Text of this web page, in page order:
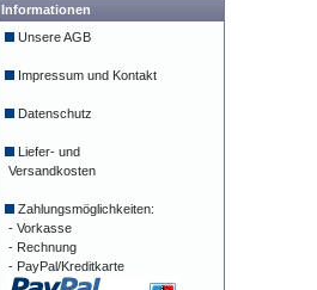
Informationen
Unsere AGB
Impressum und Kontakt
Datenschutz
Liefer- und
Versandkosten
Zahlungsmöglichkeiten:
- Vorkasse
- Rechnung
- PayPal/Kreditkarte